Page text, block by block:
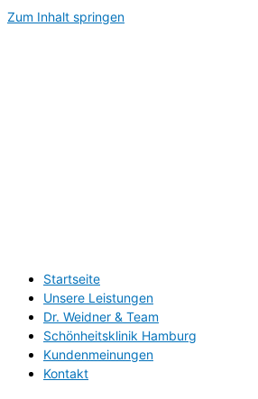
Zum Inhalt springen
Startseite
Unsere Leistungen
Dr. Weidner & Team
Schönheitsklinik Hamburg
Kundenmeinungen
Kontakt